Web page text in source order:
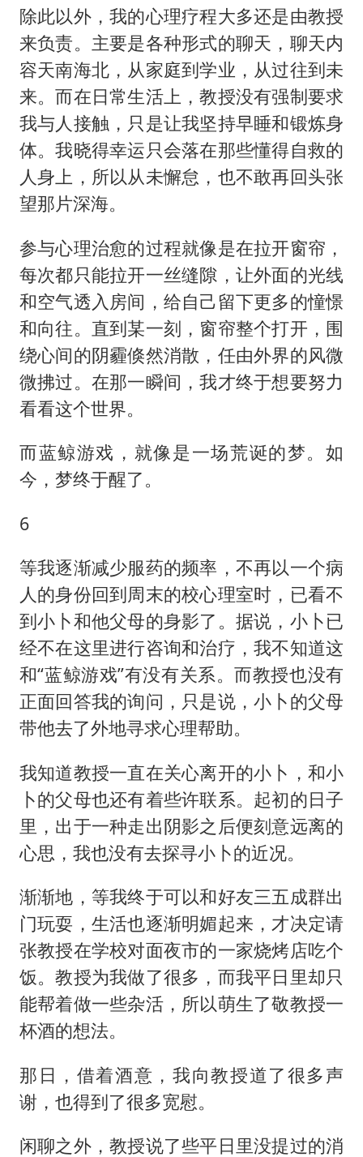
除此以外，我的心理疗程大多还是由教授
来负责。主要是各种形式的聊天，聊天内
容天南海北，从家庭到学业，从过往到未
来。而在日常生活上，教授没有强制要求
我与人接触，只是让我坚持早睡和锻炼身
体。我晓得幸运只会落在那些懂得自救的
人身上，所以从未懈怠，也不敢再回头张
望那片深海。
参与心理治愈的过程就像是在拉开窗帘，
每次都只能拉开一丝缝隙，让外面的光线
和空气透入房间，给自己留下更多的憧憬
和向往。直到某一刻，窗帘整个打开，围
绕心间的阴霾倏然消散，任由外界的风微
微拂过。在那一瞬间，我才终于想要努力
看看这个世界。
而蓝鲸游戏，就像是一场荒诞的梦。如
今，梦终于醒了。
6
等我逐渐减少服药的频率，不再以一个病
人的身份回到周末的校心理室时，已看不
到小卜和他父母的身影了。据说，小卜已
经不在这里进行咨询和治疗，我不知道这
和“蓝鲸游戏”有没有关系。而教授也没有
正面回答我的询问，只是说，小卜的父母
带他去了外地寻求心理帮助。
我知道教授一直在关心离开的小卜，和小
卜的父母也还有着些许联系。起初的日子
里，出于一种走出阴影之后便刻意远离的
心思，我也没有去探寻小卜的近况。
渐渐地，等我终于可以和好友三五成群出
门玩耍，生活也逐渐明媚起来，才决定请
张教授在学校对面夜市的一家烧烤店吃个
饭。教授为我做了很多，而我平日里却只
能帮着做一些杂活，所以萌生了敬教授一
杯酒的想法。
那日，借着酒意，我向教授道了很多声
谢，也得到了很多宽慰。
闲聊之外，教授说了些平日里没提过的消